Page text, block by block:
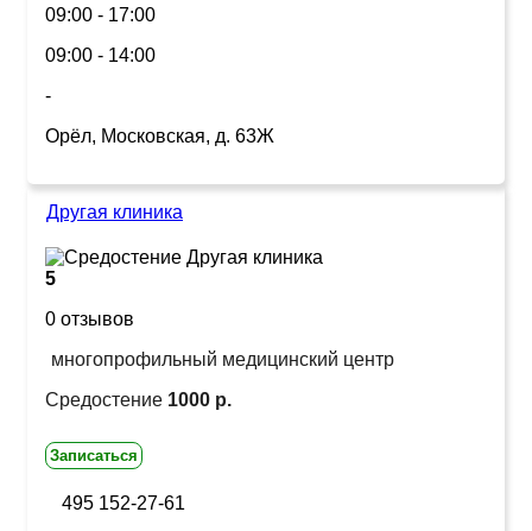
09:00 - 17:00
09:00 - 14:00
-
Орёл, Московская, д. 63Ж
Другая клиника
5
0 отзывов
многопрофильный медицинский центр
Средостение 1000 р.
Записаться
495 152-27-61